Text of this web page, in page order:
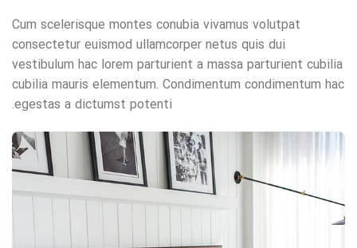
Cum scelerisque montes conubia vivamus volutpat
consectetur euismod ullamcorper netus quis dui
vestibulum hac lorem parturient a massa parturient cubilia
cubilia mauris elementum. Condimentum condimentum hac
egestas a dictumst potenti.